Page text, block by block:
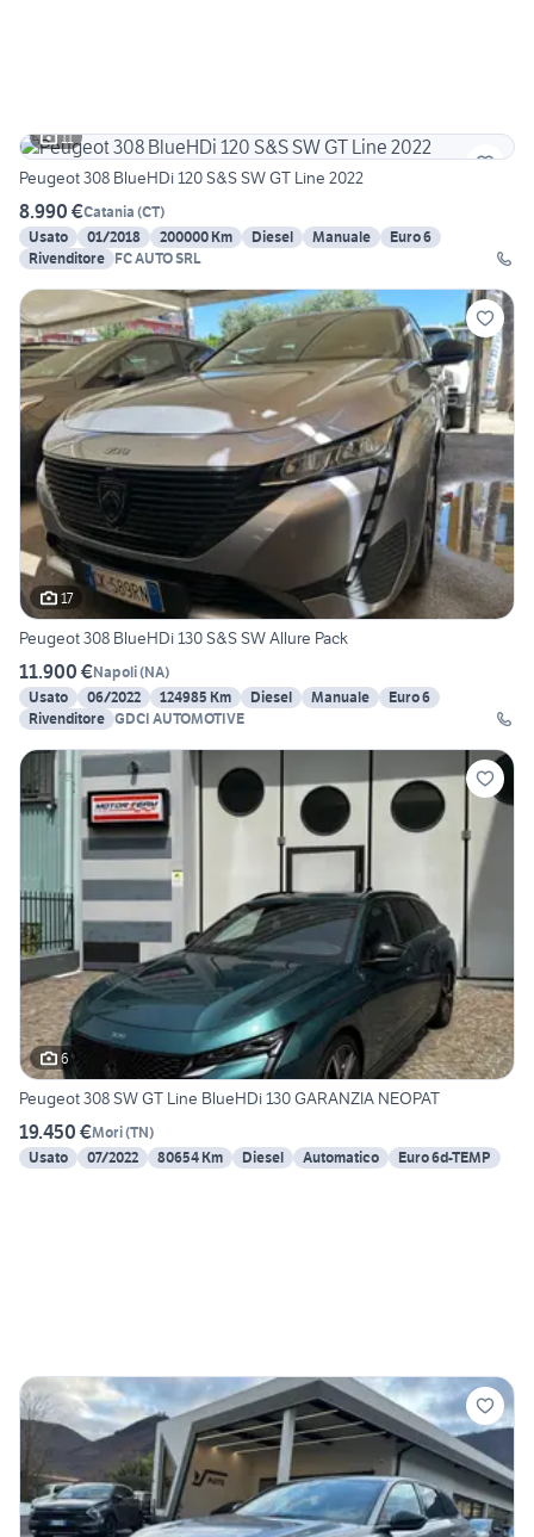
11
Peugeot 308 BlueHDi 120 S&S SW GT Line 2022
8.990 €Catania (CT)
Usato
01/2018 200000 Km Diesel Manuale
Euro 6
Rivenditore FC AUTO SRL
17
Peugeot 308 BlueHDi 130 S&S SW Allure Pack
11.900 €Napoli(NA)
Usato
06/2022 124985 Km Diesel Manuale
Euro 6
Rivenditore GDCI AUTOMOTIVE
6
Peugeot 308 SW GT Line BlueHDi 130 GARANZIA NEOPAT
19.450 €Mori(TN)
Usato
07/2022 80654 Km Diesel Automatico Euro 6d-TEMP